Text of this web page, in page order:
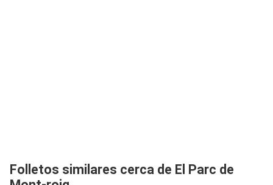
Folletos similares cerca de El Parc de